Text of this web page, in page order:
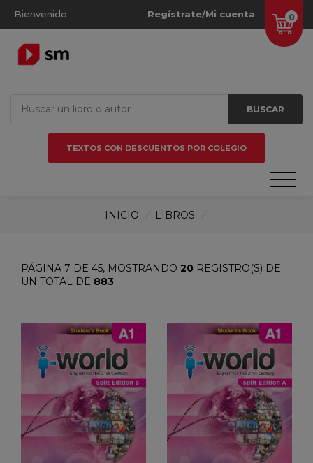
Bienvenido 0
Regístrate/Mi cuenta
BUSCAR
TEXTOS CON DESCUENTOS POR COLEGIO
INICIO LIBROS
PÁGINA 7 DE 45, MOSTRANDO 20 REGISTRO(S) DE
UN TOTAL DE 883
VER DETALLES VER DETALLES